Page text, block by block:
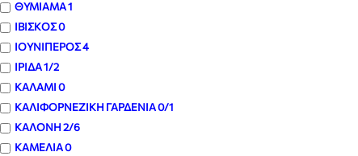
ΘΥΜΙΑΜΑ1
ΙΒΙΣΚΟΣ0
ΙΟΥΝΙΠΕΡΟΣ4
ΙΡΙΔΑ1/2
ΚΑΛΑΜΙ0
ΚΑΛΙΦΟΡΝΕΖΙΚΗ ΓΑΡΔΕΝΙΑ0/1
ΚΑΛΟΝΗ2/6
ΚΑΜΕΛΙΑ0